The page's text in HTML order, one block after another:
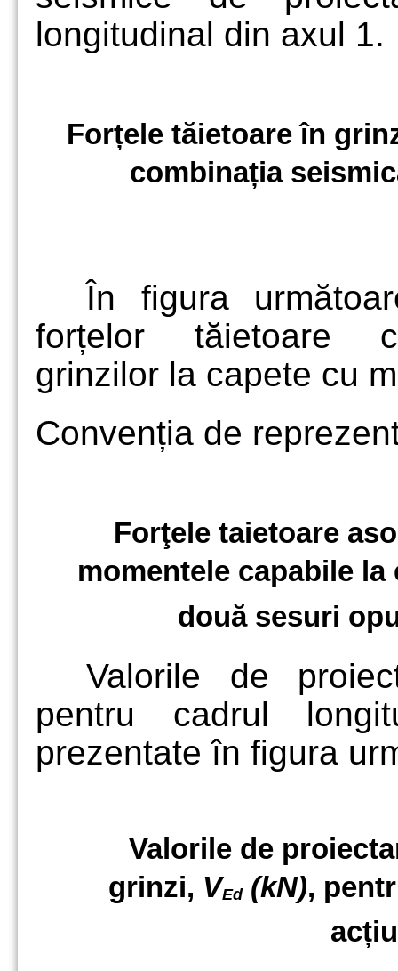
longitudinal din axul 1.
Forțele tăietoare în
combinația
În figura
forțelor tăietoare
grinzilor la capete cu
Convenția de
Forţele taietoare
momentele capabile
două sesuri
Valorile de
pentru cadrul
prezentate în figura
Valorile de
grinzi, VEd(kN),